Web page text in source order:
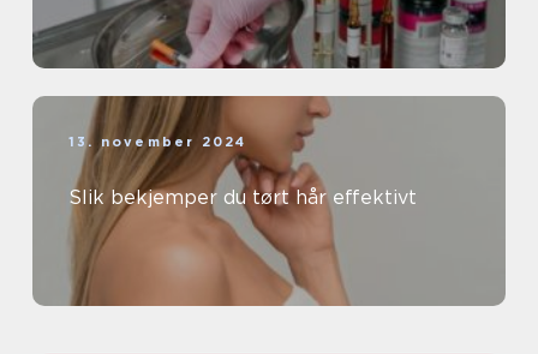
13. november 2024
Slik bekjemper du tørt hår effektivt